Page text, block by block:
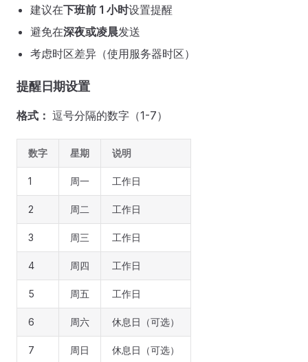
建议在下班前 1 小时设置提醒
避免在深夜或凌晨发送
考虑时区差异（使用服务器时区）
提醒日期设置
格式： 逗号分隔的数字（1-7）
数字 星期 说明
1 周一 工作日
2 周二 工作日
3 周三 工作日
4 周四 工作日
5 周五 工作日
6 周六 休息日（可选）
7 周日 休息日（可选）